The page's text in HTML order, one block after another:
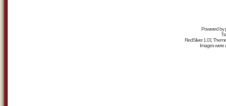
Powered by
RedSilver 1.01
Images were